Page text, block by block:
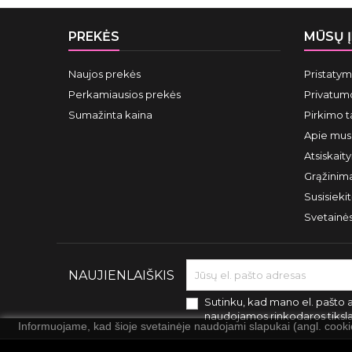
PREKĖS
Naujos prekės
Perkamiausios prekės
Sumažinta kaina
MŪSŲ
Pirkimo
Apie mus
Informuojame, kad šioje svetainėje naudojami slapukai (angl.
NAUJIENLAIŠKIS
Sutinku, kad mano el. pašto
naudojamos rinkodaros